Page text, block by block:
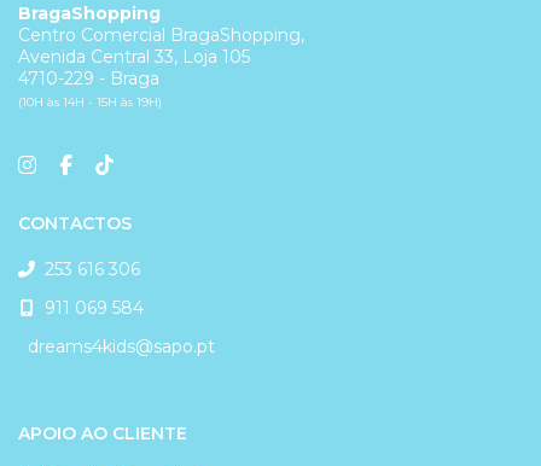
BragaShopping
Centro Comercial BragaShopping,
Avenida Central 33, Loja 105
4710-229 - Braga
(10H às 14H - 15H às 19H)
CONTACTOS
253 616 306
911 069 584
dreams4kids@sapo.pt
APOIO AO CLIENTE